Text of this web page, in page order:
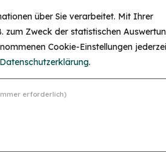
Uhlbergkapelle und ihre
unvergesslichen
Weiterlesen
über Sie verarbeitet. Mit Ihrer
zum Zweck der statistischen
Cookie-Einstellungen
Datenschutzerklärung.
erforderlich)